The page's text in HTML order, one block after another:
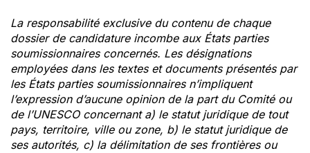
La responsabilité exclusive du contenu de chaque
dossier de candidature incombe aux États parties
soumissionnaires concernés. Les désignations
employées dans les textes et documents présentés par
les États parties soumissionnaires n’impliquent
l’expression d’aucune opinion de la part du Comité ou
de l’UNESCO concernant a) le statut juridique de tout
pays, territoire, ville ou zone, b) le statut juridique de
ses autorités, c) la délimitation de ses frontières ou